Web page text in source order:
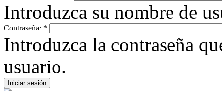
Introduzca su nombre de
Contraseña: *
Introduzca la contraseña
usuario.